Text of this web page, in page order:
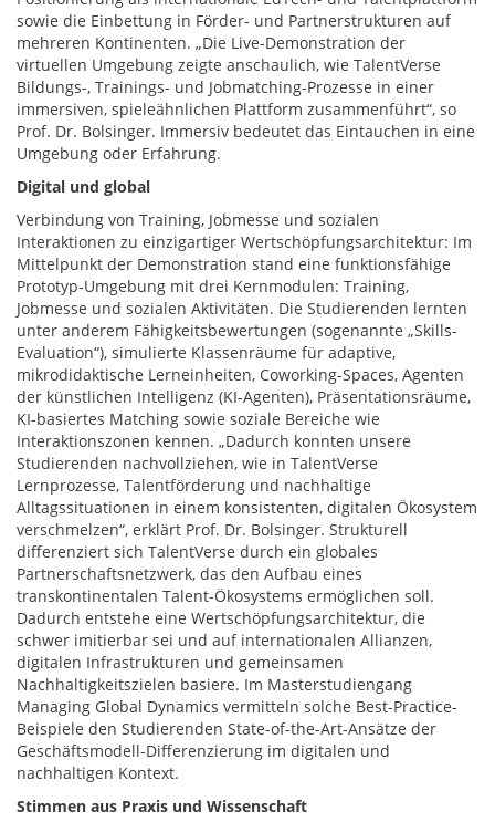
sowie die Einbettung in Förder- und Partnerstrukturen auf
mehreren Kontinenten. „Die Live-Demonstration der
virtuellen Umgebung zeigte anschaulich, wie TalentVerse
Bildungs-, Trainings- und Jobmatching-Prozesse in einer
immersiven, spieleähnlichen Plattform zusammenführt“, so
Prof. Dr. Bolsinger. Immersiv bedeutet das Eintauchen in eine
Umgebung oder Erfahrung.
Digital und global
Verbindung von Training, Jobmesse und sozialen
Interaktionen zu einzigartiger Wertschöpfungsarchitektur: Im
Mittelpunkt der Demonstration stand eine funktionsfähige
Prototyp-Umgebung mit drei Kernmodulen: Training,
Jobmesse und sozialen Aktivitäten. Die Studierenden lernten
unter anderem Fähigkeitsbewertungen (sogenannte „Skills-
Evaluation“), simulierte Klassenräume für adaptive,
mikrodidaktische Lerneinheiten, Coworking-Spaces, Agenten
der künstlichen Intelligenz (KI-Agenten), Präsentationsräume,
KI-basiertes Matching sowie soziale Bereiche wie
Interaktionszonen kennen. „Dadurch konnten unsere
Studierenden nachvollziehen, wie in TalentVerse
Lernprozesse, Talentförderung und nachhaltige
Alltagssituationen in einem konsistenten, digitalen Ökosystem
verschmelzen“, erklärt Prof. Dr. Bolsinger. Strukturell
differenziert sich TalentVerse durch ein globales
Partnerschaftsnetzwerk, das den Aufbau eines
transkontinentalen Talent-Ökosystems ermöglichen soll.
Dadurch entstehe eine Wertschöpfungsarchitektur, die
schwer imitierbar sei und auf internationalen Allianzen,
digitalen Infrastrukturen und gemeinsamen
Nachhaltigkeitszielen basiere.​​ Im Masterstudiengang
Managing Global Dynamics vermitteln solche Best-Practice-
Beispiele den Studierenden State-of-the-Art-Ansätze der
Geschäftsmodell-Differenzierung im digitalen und
nachhaltigen Kontext.
Stimmen aus Praxis und Wissenschaft